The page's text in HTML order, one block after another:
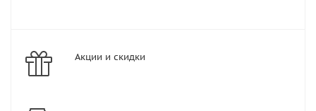
Акции и скидки